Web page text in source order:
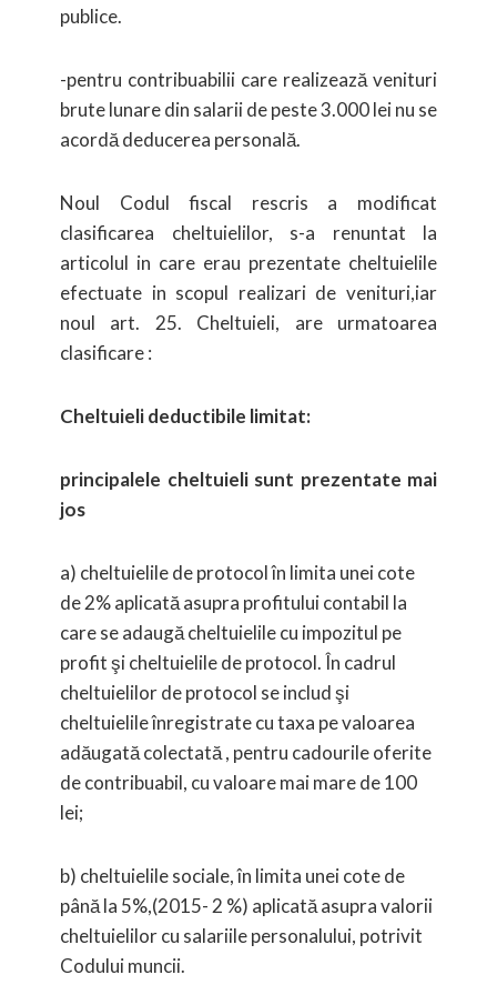
publice.
-pentru contribuabilii care realizează venituri
brute lunare din salarii de peste 3.000 lei nu se
acordădeducerea personală.
Noul Codul fiscal rescris a modificat
clasificarea cheltuielilor, s-a renuntat la
articolul in care erau prezentate cheltuielile
efectuate in scopul realizari de venituri,iar
noul art. 25. Cheltuieli, are urmatoarea
clasificare :
Cheltuieli deductibile limitat:
principalele cheltuieli sunt prezentate mai
jos
a) cheltuielile de protocol în limita unei cote
de 2% aplicată asupra profitului contabil la
care se adaugă cheltuielile cu impozitul pe
profit şi cheltuielile de protocol. În cadrul
cheltuielilor de protocol se includ şi
cheltuielile înregistrate cu taxa pe valoarea
adăugată colectată , pentru cadourile oferite
de contribuabil, cu valoare mai mare de 100
lei;
b) cheltuielile sociale, în limita unei cote de
până la 5%,(2015- 2 %) aplicată asupra valorii
cheltuielilor cu salariile personalului, potrivit
Codului muncii.